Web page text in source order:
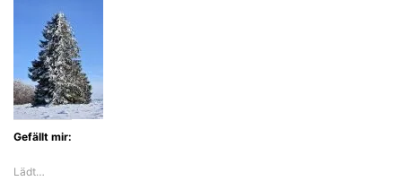
Gefällt mir:
Lädt…